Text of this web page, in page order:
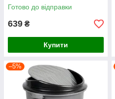
Готово до відправки
639 ₴
Купити
–5%